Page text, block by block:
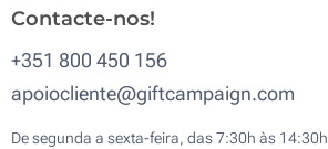
Contacte-nos!
+351 800 450 156
apoiocliente@giftcampaign.com
De segunda a sexta-feira, das 7:30h às 14:30h